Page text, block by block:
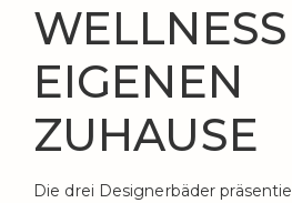
EIGENEN
ZUHAUSE
Die drei Designerbäder